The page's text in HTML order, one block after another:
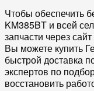
Чтобы обеспечить
KM385BT и всей
запчасти через
Вы можете купить
быстрой доставка
экспертов по
восстановить